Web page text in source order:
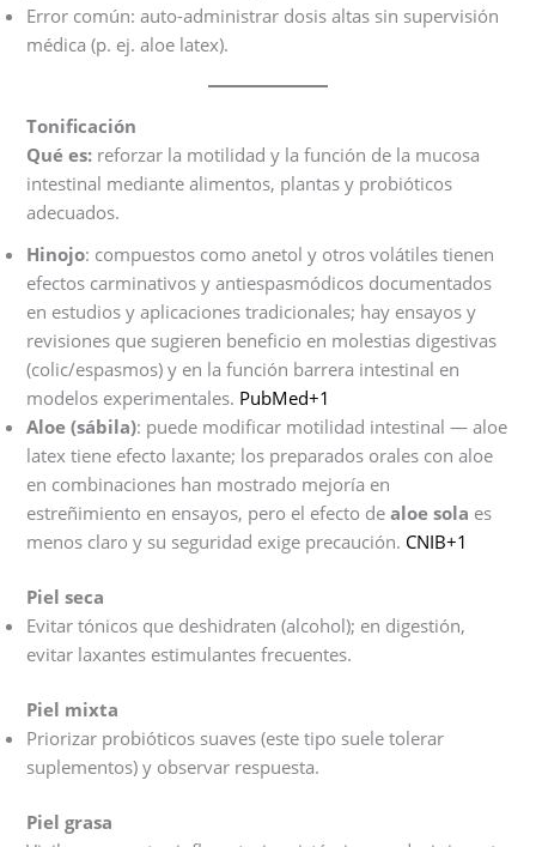
Error común: auto-administrar dosis altas sin supervisión
médica (p. ej. aloe latex).
Tonificación
Qué es: reforzar la motilidad y la función de la mucosa
intestinal mediante alimentos, plantas y probióticos
adecuados.
Hinojo: compuestos como anetol y otros volátiles tienen
efectos carminativos y antiespasmódicos documentados
en estudios y aplicaciones tradicionales; hay ensayos y
revisiones que sugieren beneficio en molestias digestivas
(colic/espasmos) y en la función barrera intestinal en
modelos experimentales. PubMed+1
Aloe (sábila): puede modificar motilidad intestinal — aloe
latex tiene efecto laxante; los preparados orales con aloe
en combinaciones han mostrado mejoría en
estreñimiento en ensayos, pero el efecto dealoe sola es
menos claro y su seguridad exige precaución. CNIB+1
Piel seca
Evitar tónicos que deshidraten (alcohol); en digestión,
evitar laxantes estimulantes frecuentes.
Piel mixta
Priorizar probióticos suaves (este tipo suele tolerar
suplementos) y observar respuesta.
Piel grasa